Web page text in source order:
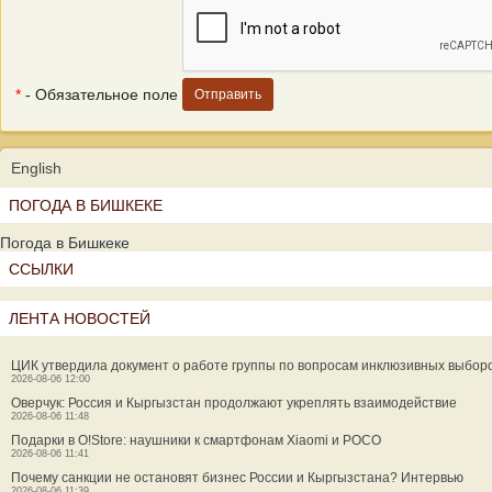
* - Обязательное поле
English
ПОГОДА В БИШКЕКЕ
Погода в Бишкеке
ССЫЛКИ
ЛЕНТА НОВОСТЕЙ
ЦИК утвердила документ о работе группы по вопросам инклюзивных
2026-08-06 12:00
Оверчук: Россия и Кыргызстан продолжают укреплять взаимодействие
2026-08-06 11:48
Подарки в O!Store: наушники к смартфонам Xiaomi и POCO
2026-08-06 11:41
Почему санкции не остановят бизнес России и Кыргызстана? Интервью